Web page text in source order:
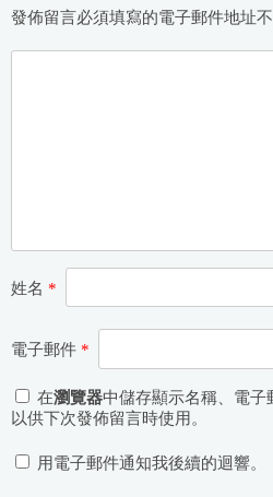
發佈留言必須填寫的電子郵件地址不
姓名 *
電子郵件 *
在瀏覽器中儲存顯示名稱、電子
以供下次發佈留言時使用。
用電子郵件通知我後續的迴響。